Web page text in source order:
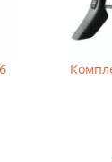
SKS Velo 42